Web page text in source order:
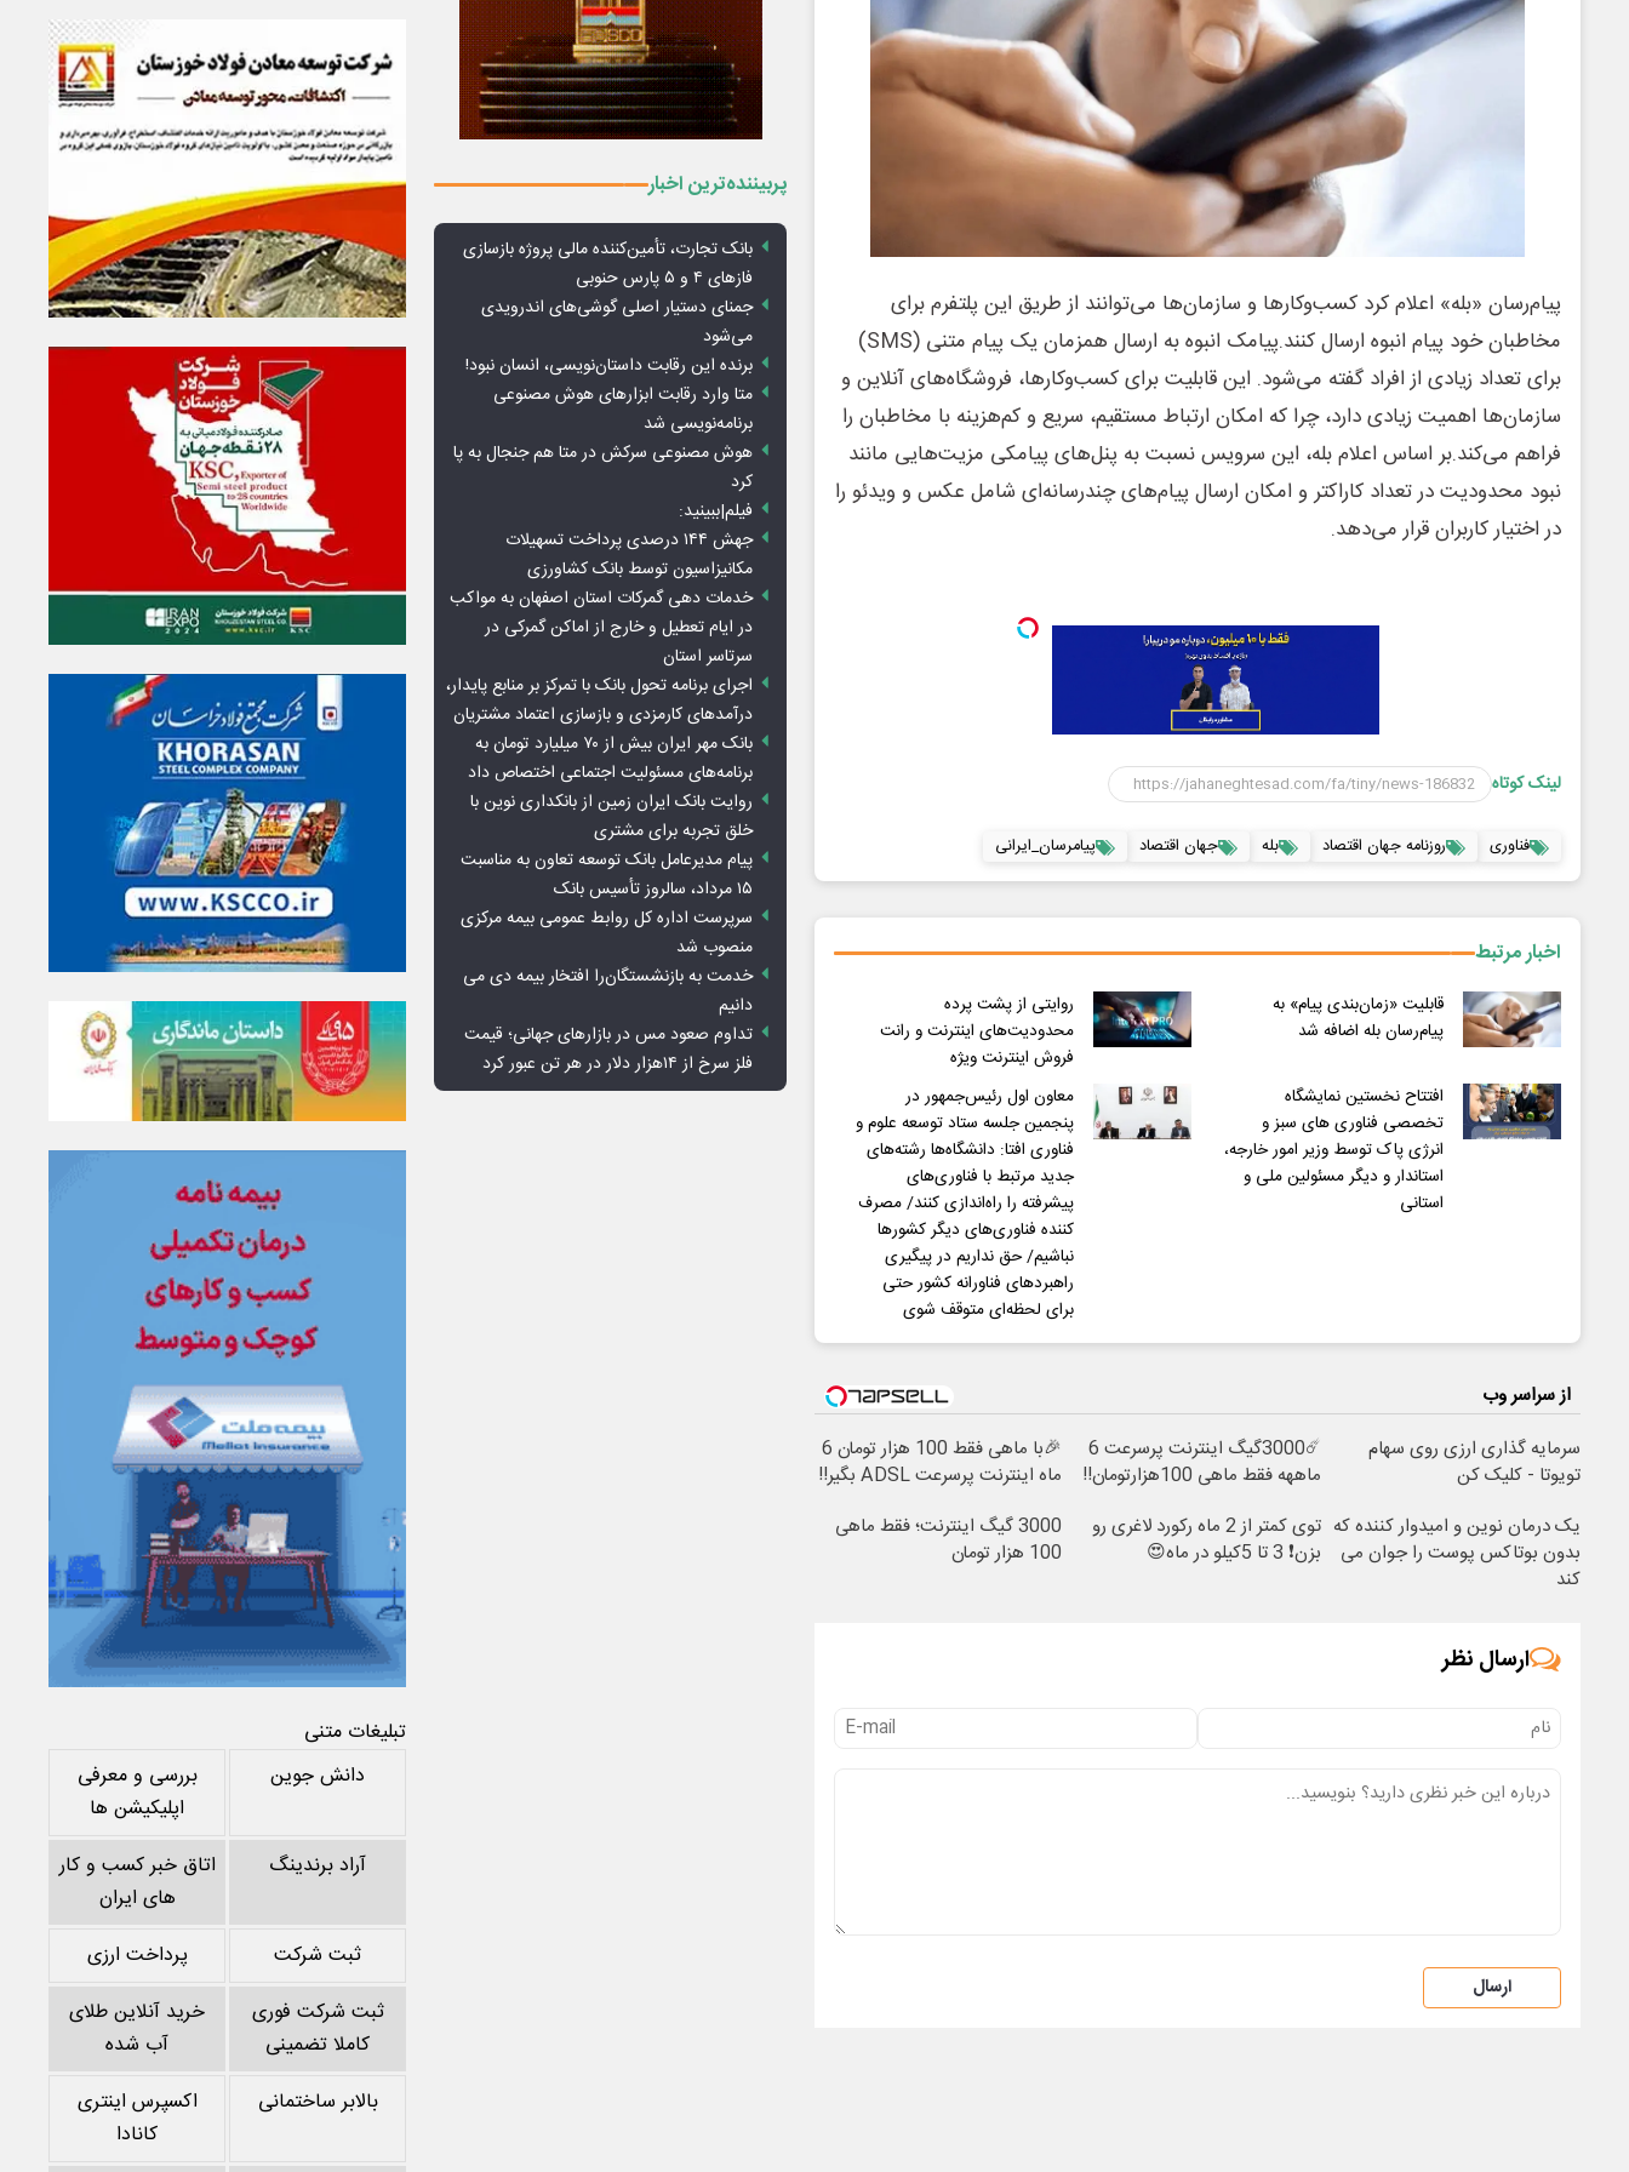
پیام‌رسان «بله» اعلام کرد کسب‌وکارها و سازمان‌ها می‌توانند از طریق این پلتفرم برای
مخاطبان خود پیام انبوه ارسال کنند.پیامک انبوه به ارسال همزمان یک پیام متنی (SMS)
برای تعداد زیادی از افراد گفته می‌شود. این قابلیت برای کسب‌وکارها، فروشگاه‌های آنلاین و
سازمان‌ها اهمیت زیادی دارد، چرا که امکان ارتباط مستقیم، سریع و کم‌هزینه با مخاطبان را
فراهم می‌کند.بر اساس اعلام بله، این سرویس نسبت به پنل‌های پیامکی مزیت‌هایی مانند
نبود محدودیت در تعداد کاراکتر و امکان ارسال پیام‌های چندرسانه‌ای شامل عکس و ویدئو را
در اختیار کاربران قرار می‌دهد.
لینک کوتاه
فناوری روزنامه جهان اقتصاد بله جهان اقتصاد پیامرسان_ایرانی
اخبار مرتبط
قابلیت «زمان‌بندی پیام» به
پیام‌رسان بله اضافه شد
روایتی از پشت پرده
محدودیت‌های اینترنت و رانت
فروش اینترنت ویژه
افتتاح نخستین نمایشگاه
تخصصی فناوری های سبز و
انرژی پاک توسط وزیر امور خارجه،
استاندار و دیگر مسئولین ملی و
استانی
معاون اول رئیس‌جمهور در
پنجمین جلسه ستاد توسعه علوم و
فناوری افتا: دانشگاه‌ها رشته‌های
جدید مرتبط با فناوری‌های
پیشرفته را راه‌اندازی کنند/ مصرف
کننده فناوری‌های دیگر کشورها
نباشیم/ حق نداریم در پیگیری
راهبردهای فناورانه کشور حتی
برای لحظه‌ای متوقف شوی
از سراسر وب
سرمایه گذاری ارزی روی سهام
تویوتا - کلیک کن
☄️3000گیگ اینترنت پرسرعت 6
ماههه فقط ماهی 100هزارتومان!!
🎉با ماهی فقط 100 هزار تومان 6
ماه اینترنت پرسرعت ADSL بگیر!!
یک درمان نوین و امیدوار کننده که
بدون بوتاکس پوست را جوان می
کند
توی کمتر از 2 ماه رکورد لاغری رو
بزن❗ 3 تا 5کیلو در ماه😍
3000 گیگ اینترنت؛ فقط ماهی
100 هزار تومان
ارسال نظر
ارسال
پربیننده‌ترین اخبار
بانک تجارت، تأمین‌کننده مالی پروژه بازسازی
فازهای ۴ و ۵ پارس حنوبی
جمنای دستیار اصلی گوشی‌های اندرویدی
می‌شود
برنده این رقابت داستان‌نویسی، انسان نبود!
متا وارد رقابت ابزارهای هوش مصنوعی
برنامه‌نویسی شد
هوش مصنوعی سرکش در متا هم جنجال به پا
کرد
فیلم|ببینید:
جهش ۱۴۴ درصدی پرداخت تسهیلات
مکانیزاسیون توسط بانک کشاورزی
خدمات دهی گمرکات استان اصفهان به مواکب
در ایام تعطیل و خارج از اماکن گمرکی در
سرتاسر استان
اجرای برنامه تحول بانک با تمرکز بر منابع پایدار،
درآمدهای کارمزدی و بازسازی اعتماد مشتریان
بانک مهر ایران بیش از ۷۰ میلیارد تومان به
برنامه‌های مسئولیت اجتماعی اختصاص داد
روایت بانک ایران زمین از بانکداری نوین با
خلق تجربه برای مشتری
پیام مدیرعامل بانک توسعه تعاون به مناسبت
۱۵ مرداد، سالروز تأسیس بانک
سرپرست اداره کل روابط عمومی بیمه مرکزی
منصوب شد
خدمت به بازنشستگان‌را افتخار بیمه دی می
دانیم
تداوم صعود مس در بازارهای جهانی؛ قیمت
فلز سرخ از ۱۴هزار دلار در هر تن عبور کرد
تبلیغات متنی
دانش جوین
بررسی و معرفی
اپلیکیشن ها
آراد برندینگ
اتاق خبر کسب و کار
های ایران
ثبت شرکت
پرداخت ارزی
ثبت شرکت فوری
کاملا تضمینی
خرید آنلاین طلای
آب شده
بالابر ساختمانی
اکسپرس اینتری
کانادا